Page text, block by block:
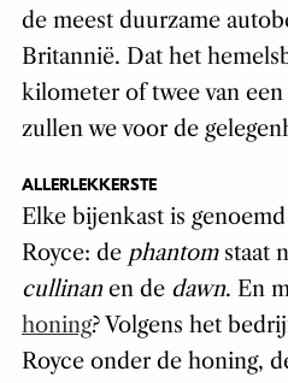
de meest duurzame
Britannië. Dat het
kilometer of twee van
zullen we voor de
ALLERLEKKERSTE
Elke bijenkast is
Royce: de phantomstaat
cullinanen de dawn. En
honing? Volgens het
Royce onder de honing,